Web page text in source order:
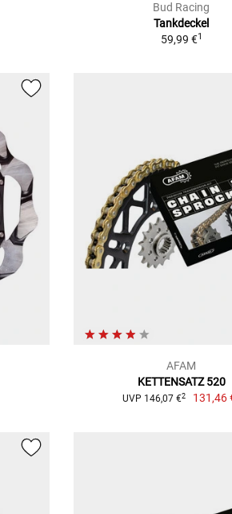
Bud Racing
Tankdeckel
59,99 €1
AFAM
KETTENSATZ 520
UVP 146,07 €2 131,46